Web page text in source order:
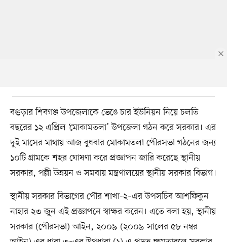
বগুড়ার শিবগঞ্জ উপজেলাকে ভেঙে চার ইউনিয়ন নিয়ে চলতি
বছরের ১২ এপ্রিল ‘মোকামতলা’ উপজেলা গঠন করে সরকার। এর
দুই মাসের মাথায় আজ বুধবার মোকামতলা পৌরসভা গঠনের জন্য
১০টি গ্রামকে শহর ঘোষণা করে প্রজ্ঞাপন জারি করেছে স্থানীয়
সরকার, পল্লী উন্নয়ন ও সমবায় মন্ত্রণালয়ের স্থানীয় সরকার বিভাগ।
স্থানীয় সরকার বিভাগের পৌর শাখা-২–এর উপসচিব আশফিকুন
নাহার ২৩ জুন এই প্রজ্ঞাপনে স্বাক্ষর করেন। এতে বলা হয়, স্থানীয়
সরকার (পৌরসভা) আইন, ২০০৯ (২০০৯ সালের ৫৮ নম্বর